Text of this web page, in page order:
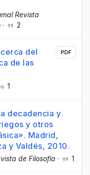
Revista
· 2
del
de las
1
PDF
decadencia y
y otros
Madrid,
y Valdés, 2010.
de Filosofía · 1